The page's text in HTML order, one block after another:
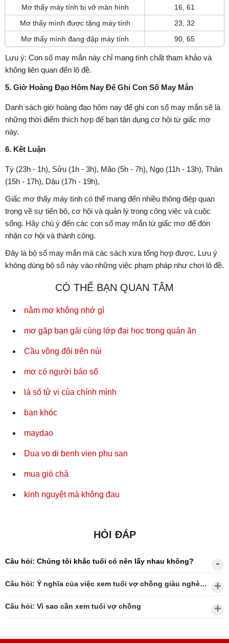
Mơ thấy máy tính bị vỡ màn hình
16, 61
Mơ thấy mình được tặng máy tính
23, 32
Mơ thấy mình đang đập máy tính
90, 65
Lưu ý: Con số may mắn này chỉ mang tính chất tham khảo và
không liên quan đến lô đề.
5. Giờ Hoàng Đạo Hôm Nay Để Ghi Con Số May Mắn
Danh sách giờ hoàng đạo hôm nay để ghi con số may mắn sẽ là
những thời điểm thích hợp để bạn tận dụng cơ hội từ giấc mơ
này.
6. Kết Luận
Tý (23h - 1h), Sửu (1h - 3h), Mão (5h - 7h), Ngọ (11h - 13h), Thân
(15h - 17h), Dậu (17h - 19h),
Giấc mơ thấy máy tính có thể mang đến nhiều thông điệp quan
trọng về sự tiến bộ, cơ hội và quản lý trong công việc và cuộc
sống. Hãy chú ý đến các con số may mắn từ giấc mơ để đón
nhận cơ hội và thành công.
Đây là bộ số may mắn mà các sách xưa tổng hợp được. Lưu ý
không dùng bộ số này vào những việc phạm pháp như chơi lô đề.
CÓ THỂ BẠN QUAN TÂM
nằm mơ không nhớ gì
mơ gặp bạn gái cùng lớp đại học trong quán ăn
Cầu vồng đôi trên núi
mơ có người báo số
lá số tử vi của chính mình
bạn khóc
maydao
Dua vo di benh vien phu san
mua giò chả
kinh nguyệt mà không đau
HỎI ĐÁP
Câu hỏi: Chúng tôi khắc tuổi có nên lấy nhau không?
Câu hỏi: Ý nghĩa của việc xem tuổi vợ chồng giàu nghèo?
Câu hỏi: Vì sao cần xem tuổi vợ chồng